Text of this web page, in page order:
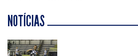
NOTÍCIAS